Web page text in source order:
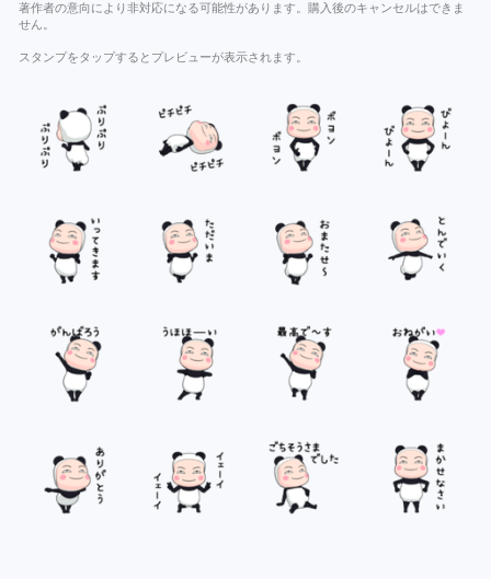
著作者の意向により非対応になる可能性があります。購入後のキャンセルはできま
せん。
スタンプをタップするとプレビューが表示されます。